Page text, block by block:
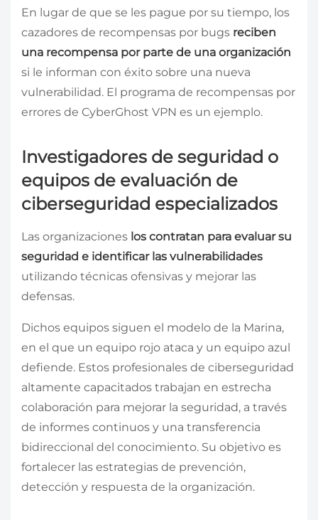
En lugar de que se les pague por su tiempo, los
cazadores de recompensas por bugs reciben
una recompensa por parte de una organización
si le informan con éxito sobre una nueva
vulnerabilidad. El programa de recompensas por
errores de CyberGhost VPN es un ejemplo.
Investigadores de seguridad o
equipos de evaluación de
ciberseguridad especializados
Las organizaciones los contratan para evaluar su
seguridad e identificar las vulnerabilidades
utilizando técnicas ofensivas y mejorar las
defensas.
Dichos equipos siguen el modelo de la Marina,
en el que un equipo rojo ataca y un equipo azul
defiende. Estos profesionales de ciberseguridad
altamente capacitados trabajan en estrecha
colaboración para mejorar la seguridad, a través
de informes continuos y una transferencia
bidireccional del conocimiento. Su objetivo es
fortalecer las estrategias de prevención,
detección y respuesta de la organización.